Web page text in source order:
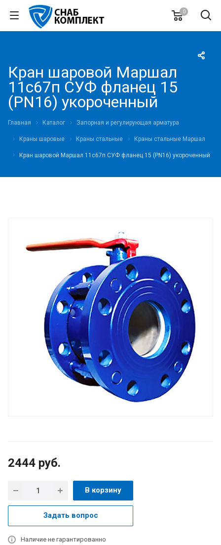
0
Кран шаровой Маршал
11с67п СУФ фланец 15
(PN16) укороченный
Главная Каталог Запорная и регулирующая арматура
Краны шаровые Краны стальные Краны стальные Маршал
Кран шаровой Маршал 11с67п СУФ фланец 15 (PN16) укороченный
2444 руб.
В корзину
Задать вопрос
Наличие не гарантированно